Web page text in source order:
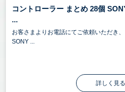
コントローラー まとめ 28個
...
お客さまよりお電話にてご依頼いただき
SONY ...
詳しく見る